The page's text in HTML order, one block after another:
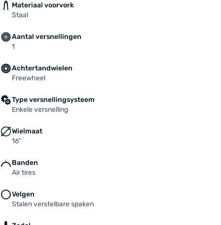
Materiaal voorvork
Staal
Aantal versnellingen
1
Achtertandwielen
Freewheel
Type versnellingsysteem
Enkele versnelling
Wielmaat
16"
Banden
Air tires
Velgen
Stalen verstelbare spaken